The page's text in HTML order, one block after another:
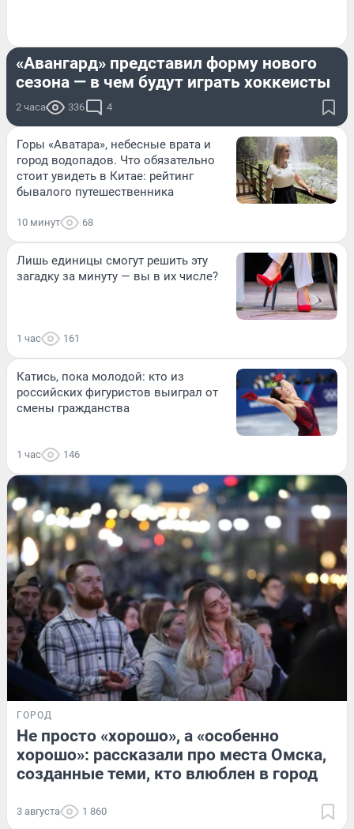
«Авангард» представил форму нового
сезона — в чем будут играть хоккеисты
2 часа 336 4
Горы «Аватара», небесные врата и
город водопадов. Что обязательно
стоит увидеть в Китае: рейтинг
бывалого путешественника
10 минут 68
Лишь единицы смогут решить эту
загадку за минуту — вы в их числе?
1 час 161
Катись, пока молодой: кто из
российских фигуристов выиграл от
смены гражданства
1 час 146
ГОРОД
Не просто «хорошо», а «особенно
хорошо»: рассказали про места Омска,
созданные теми, кто влюблен в город
3 августа 1 860